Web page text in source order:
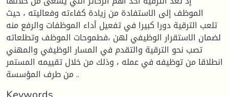
الموظف إلى الاستفادة من زيادة كفاءته وفعاليته ، حيث
تلعب الترقية دورا كبيرا في تفعيل أداء الموظفات والرفع منه
لضمان الاستقرار الوظيفي لهن ،فطموحات الموظف وتطلعاته
تصب نحو الترقية والتقدم في المسار الوظيفي والمهني
انطلاقا من توظيفه في عمله ، وذلك من خلال تقييمه المستمر
من طرف المؤسسة ..